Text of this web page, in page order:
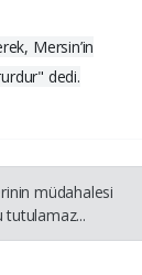
Mersin’in
dedi.
müdahalesi
tutulamaz...